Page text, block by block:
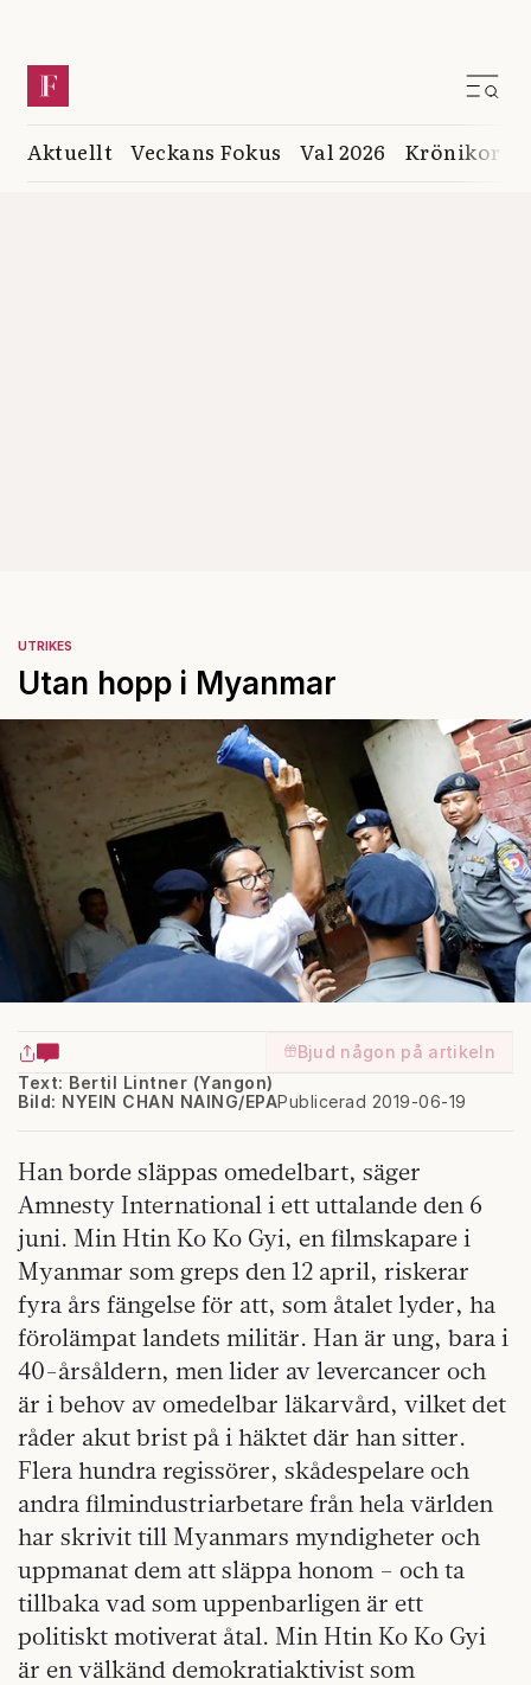
Aktuellt Veckans Fokus Val 2026 Krönikor
UTRIKES
Utan hopp i Myanmar
Bjud någon på artikeln
Text: Bertil Lintner (Yangon)
Publicerad 2019-06-19
Bild: NYEIN CHAN NAING/EPA
Han borde släppas omedelbart, säger
Amnesty International i ett uttalande den 6
juni. Min Htin Ko Ko Gyi, en filmskapare i
Myanmar som greps den 12 april, riskerar
fyra års fängelse för att, som åtalet lyder, ha
förolämpat landets militär. Han är ung, bara i
40-årsåldern, men lider av levercancer och
är i behov av omedelbar läkarvård, vilket det
råder akut brist på i häktet där han sitter.
Flera hundra regissörer, skådespelare och
andra filmindustriarbetare från hela världen
har skrivit till Myanmars myndigheter och
uppmanat dem att släppa honom – och ta
tillbaka vad som uppenbarligen är ett
politiskt motiverat åtal. Min Htin Ko Ko Gyi
är en välkänd demokratiaktivist som